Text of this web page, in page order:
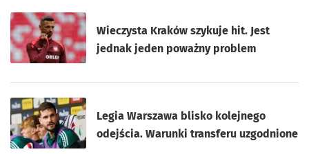
Wieczysta Kraków szykuje hit. Jest
jednak jeden poważny problem
Legia Warszawa blisko kolejnego
odejścia. Warunki transferu uzgodnione